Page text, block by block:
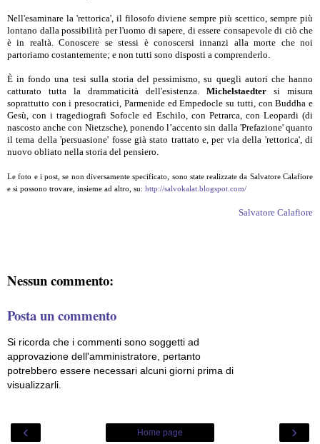
Nell'esaminare la 'rettorica', il filosofo diviene sempre più scettico, sempre più
lontano dalla possibilità per l'uomo di sapere, di essere consapevole di ciò che
è in realtà. Conoscere se stessi è conoscersi innanzi alla morte che noi
partoriamo costantemente; e non tutti sono disposti a comprenderlo.
È in fondo una tesi sulla storia del pessimismo, su quegli autori che hanno
catturato tutta la drammaticità dell'esistenza. Michelstaedter si misura
soprattutto con i presocratici, Parmenide ed Empedocle su tutti, con Buddha e
Gesù, con i tragediografi Sofocle ed Eschilo, con Petrarca, con Leopardi (di
nascosto anche con Nietzsche), ponendo l’accento sin dalla 'Prefazione' quanto
il tema della 'persuasione' fosse già stato trattato e, per via della 'rettorica', di
nuovo obliato nella storia del pensiero.
Le foto e i post, se non diversamente specificato, sono state realizzate da Salvatore Calafiore
e si possono trovare, insieme ad altro, su: http://salvokalat.blogspot.com/
Salvatore Calafiore
Nessun commento:
Posta un commento
Si ricorda che i commenti sono soggetti ad
approvazione dell'amministratore, pertanto
potrebbero essere necessari alcuni giorni prima di
visualizzarli.
‹ ›
Home page